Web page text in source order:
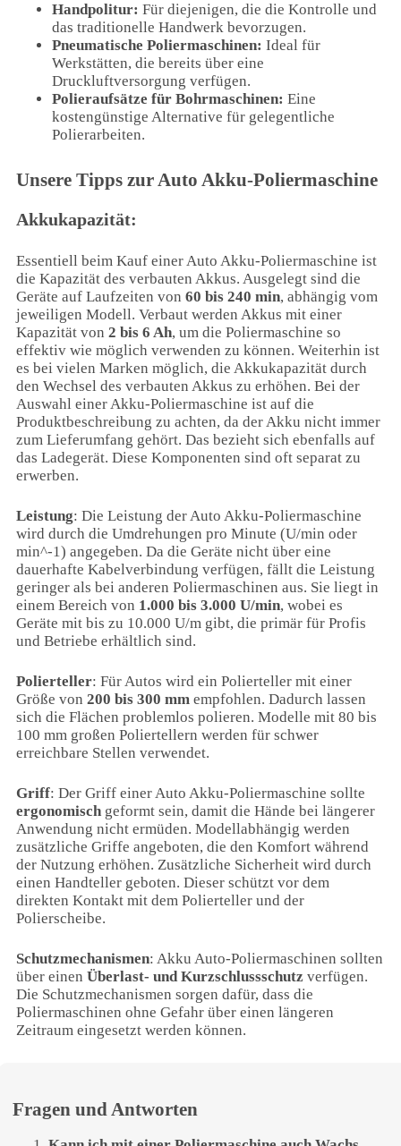
Handpolitur: Für diejenigen, die die Kontrolle und
das traditionelle Handwerk bevorzugen.
Pneumatische Poliermaschinen: Ideal für
Werkstätten, die bereits über eine
Druckluftversorgung verfügen.
Polieraufsätze für Bohrmaschinen: Eine
kostengünstige Alternative für gelegentliche
Polierarbeiten.
Unsere Tipps zur Auto Akku-Poliermaschine
Akkukapazität:
Essentiell beim Kauf einer Auto Akku-Poliermaschine ist
die Kapazität des verbauten Akkus. Ausgelegt sind die
Geräte auf Laufzeiten von 60 bis 240 min, abhängig vom
jeweiligen Modell. Verbaut werden Akkus mit einer
Kapazität von 2 bis 6 Ah, um die Poliermaschine so
effektiv wie möglich verwenden zu können. Weiterhin ist
es bei vielen Marken möglich, die Akkukapazität durch
den Wechsel des verbauten Akkus zu erhöhen. Bei der
Auswahl einer Akku-Poliermaschine ist auf die
Produktbeschreibung zu achten, da der Akku nicht immer
zum Lieferumfang gehört. Das bezieht sich ebenfalls auf
das Ladegerät. Diese Komponenten sind oft separat zu
erwerben.
Leistung: Die Leistung der Auto Akku-Poliermaschine
wird durch die Umdrehungen pro Minute (U/min oder
min^-1) angegeben. Da die Geräte nicht über eine
dauerhafte Kabelverbindung verfügen, fällt die Leistung
geringer als bei anderen Poliermaschinen aus. Sie liegt in
einem Bereich von 1.000 bis 3.000 U/min, wobei es
Geräte mit bis zu 10.000 U/m gibt, die primär für Profis
und Betriebe erhältlich sind.
Polierteller: Für Autos wird ein Polierteller mit einer
Größe von 200 bis 300 mm empfohlen. Dadurch lassen
sich die Flächen problemlos polieren. Modelle mit 80 bis
100 mm großen Poliertellern werden für schwer
erreichbare Stellen verwendet.
Griff: Der Griff einer Auto Akku-Poliermaschine sollte
ergonomisch geformt sein, damit die Hände bei längerer
Anwendung nicht ermüden. Modellabhängig werden
zusätzliche Griffe angeboten, die den Komfort während
der Nutzung erhöhen. Zusätzliche Sicherheit wird durch
einen Handteller geboten. Dieser schützt vor dem
direkten Kontakt mit dem Polierteller und der
Polierscheibe.
Schutzmechanismen: Akku Auto-Poliermaschinen sollten
über einen Überlast- und Kurzschlussschutz verfügen.
Die Schutzmechanismen sorgen dafür, dass die
Poliermaschinen ohne Gefahr über einen längeren
Zeitraum eingesetzt werden können.
Fragen und Antworten